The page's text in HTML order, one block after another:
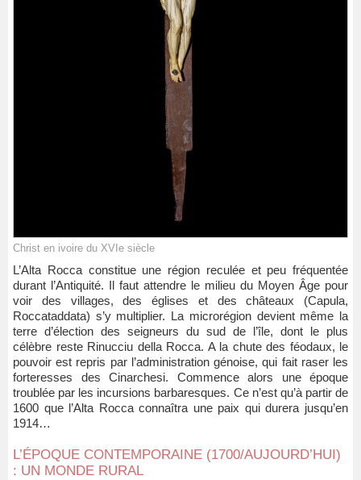
Christ en ivoire du XVIe siècle
L’Alta Rocca constitue une région reculée et peu fréquentée
durant l’Antiquité. Il faut attendre le milieu du Moyen Âge pour
voir des villages, des églises et des châteaux (Capula,
Roccataddata) s’y multiplier. La microrégion devient même la
terre d’élection des seigneurs du sud de l’île, dont le plus
célèbre reste Rinucciu della Rocca. A la chute des féodaux, le
pouvoir est repris par l’administration génoise, qui fait raser les
forteresses des Cinarchesi. Commence alors une époque
troublée par les incursions barbaresques. Ce n’est qu’à partir de
1600 que l’Alta Rocca connaîtra une paix qui durera jusqu’en
1914…
L’ÉPOQUE CONTEMPORAINE (1700/AUJOURD’HUI)
: UN MONDE RURAL